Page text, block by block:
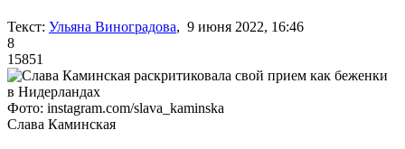
Текст: Ульяна Виноградова, 9 июня 2022, 16:46
8
15851
Фото: instagram.com/slava_kaminska
Слава Каминская